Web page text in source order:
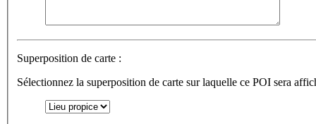
Superposition de carte :
Sélectionnez la superposition de carte sur laquelle ce POI sera